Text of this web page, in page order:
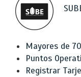
Mayores de
Puntos
Registrar